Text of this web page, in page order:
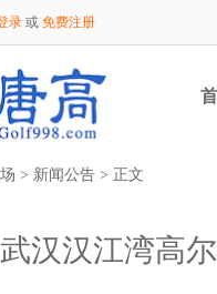
录 或 免费注册
> 新闻公告 > 正文
武汉汉江湾高